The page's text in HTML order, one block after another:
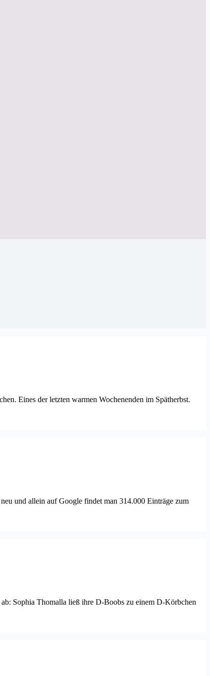
Eines der letzten warmen Wochenenden im Spätherbst.
und allein auf Google findet man 314.000 Einträge zum
Sophia Thomalla ließ ihre D-Boobs zu einem D-Körbchen